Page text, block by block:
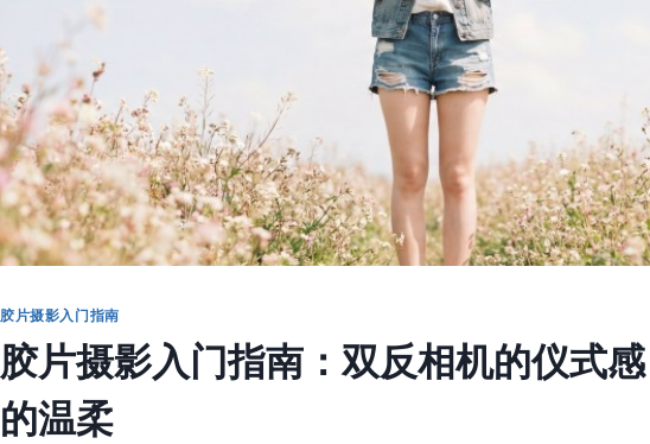
胶片摄影入门指南
胶片摄影入门指南：双反相机的仪式
的温柔